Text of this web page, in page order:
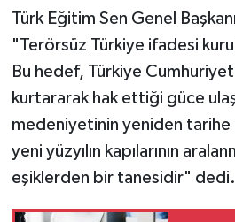
Türk Eğitim Sen Genel
"Terörsüz Türkiye ifadesi
Bu hedef, Türkiye
kurtararak hak ettiği güce
medeniyetinin yeniden tarihe
yeni yüzyılın kapılarının
eşiklerden bir tanesidir" dedi.